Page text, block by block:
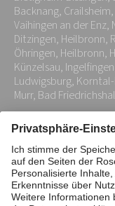
*
Backnang,
Vaihingen an der Enz,
Ditzingen, Heilbronn,
Öhringen, Heilbronn,
Künzelsau,
Ludwigsburg,
Murr, Bad
Impressum
Interne Meldestelle